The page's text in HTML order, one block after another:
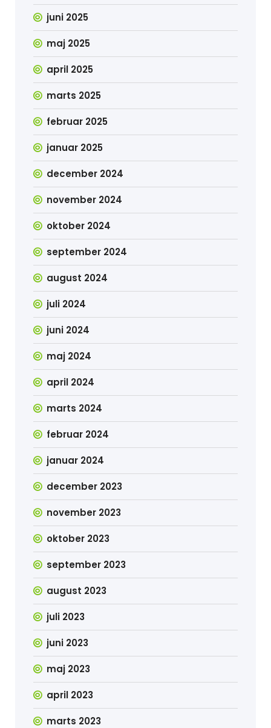
juni 2025
maj 2025
april 2025
marts 2025
februar 2025
januar 2025
december 2024
november 2024
oktober 2024
september 2024
august 2024
juli 2024
juni 2024
maj 2024
april 2024
marts 2024
februar 2024
januar 2024
december 2023
november 2023
oktober 2023
september 2023
august 2023
juli 2023
juni 2023
maj 2023
april 2023
marts 2023